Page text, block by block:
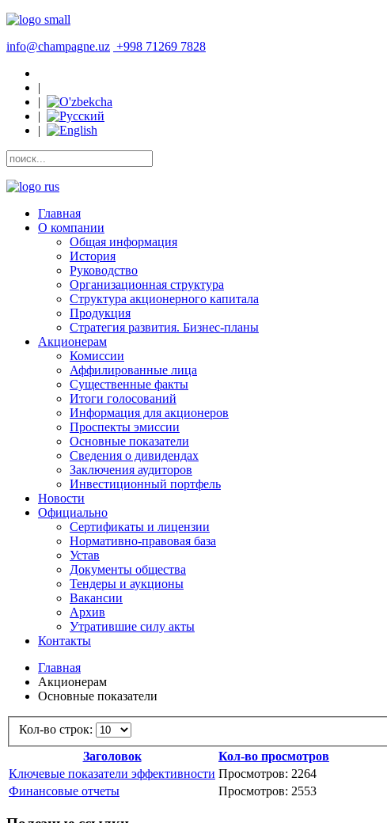
info@champagne.uz +998 71269 7828
|
|
|
|
Главная
О компании
Общая информация
История
Руководство
Организационная структура
Структура акционерного капитала
Продукция
Стратегия развития. Бизнес-планы
Акционерам
Комиссии
Аффилированные лица
Существенные факты
Итоги голосований
Информация для акционеров
Проспекты эмиссии
Основные показатели
Сведения о дивидендах
Заключения аудиторов
Инвестиционный портфель
Новости
Официально
Сертификаты и лицензии
Нормативно-правовая база
Устав
Документы общества
Тендеры и аукционы
Вакансии
Архив
Утратившие силу акты
Контакты
Главная
Акционерам
Основные показатели
Кол-во строк:
Заголовок
Кол-во просмотров
Ключевые показатели эффективности Просмотров: 2264
Финансовые отчеты
Просмотров: 2553